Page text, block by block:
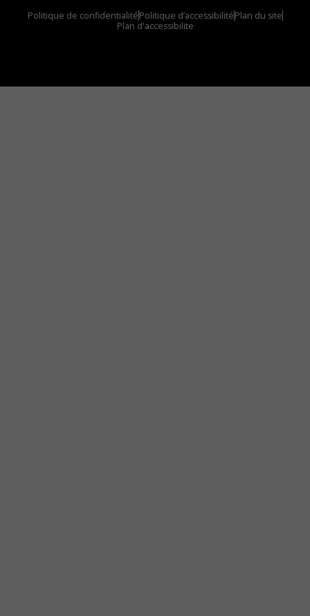
Politique de confidentialitéPolitique d’accessibilitéPlan du site
Plan d'accessibilite